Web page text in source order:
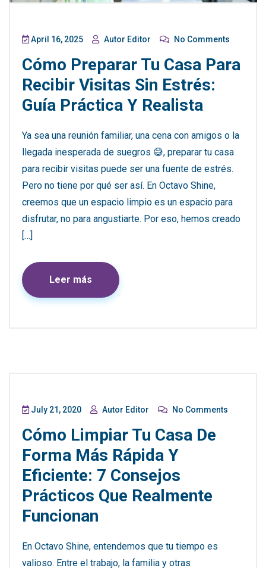
April 16, 2025 Autor Editor No Comments
Cómo Preparar Tu Casa Para
Recibir Visitas Sin Estrés:
Guía Práctica Y Realista
Ya sea una reunión familiar, una cena con amigos o la
llegada inesperada de suegros 😅, preparar tu casa
para recibir visitas puede ser una fuente de estrés.
Pero no tiene por qué ser así. En Octavo Shine,
creemos que un espacio limpio es un espacio para
disfrutar, no para angustiarte. Por eso, hemos creado
[…]
Leer más
July 21, 2020 Autor Editor No Comments
Cómo Limpiar Tu Casa De
Forma Más Rápida Y
Eficiente: 7 Consejos
Prácticos Que Realmente
Funcionan
En Octavo Shine, entendemos que tu tiempo es
valioso. Entre el trabajo, la familia y otras